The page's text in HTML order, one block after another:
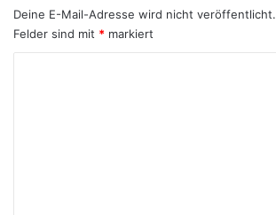
Deine E-Mail-Adresse wird nicht veröffentlicht.
Felder sind mit * markiert